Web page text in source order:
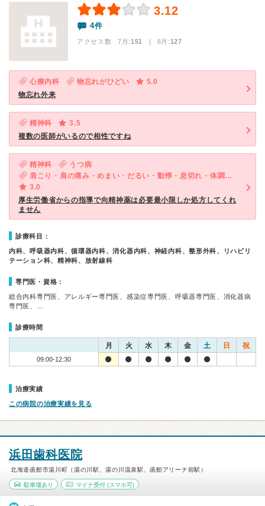
3.12
4件
アクセス数 7月:151 | 6月:127
心療内科 物忘れがひどい
5.0
物忘れ外来
精神科
3.5
複数の医師がいるので相性ですね
精神科
うつ病
肩こり・肩の痛み・めまい・だるい・動悸・息切れ・体調不良・ED（男性）・気が滅入る・不安
3.0
厚生労働省からの指導で向精神薬は必要最小限しか処方してくれ
ません
診療科目：
内科、呼吸器内科、循環器内科、消化器内科、神経内科、整形外科、リハビリ
テーション科、精神科、放射線科
専門医・資格：
総合内科専門医、アレルギー専門医、感染症専門医、呼吸器専門医、消化器病
専門医、…
診療時間
月 火 水 木 金 土 日 祝
09:00-12:30
治療実績
この病院の治療実績を見る
浜田歯科医院
北海道函館市湯川町（湯の川駅、湯の川温泉駅、函館アリーナ前駅）
駐車場あり マイナ受付(スマホ可)